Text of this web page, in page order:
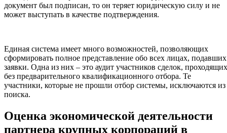
документ был подписан, то он теряет юридическую силу и не
может выступать в качестве подтверждения.
Единая система имеет много возможностей, позволяющих
сформировать полное представление обо всех лицах, подавших
заявки. Одна из них – это аудит участников сделок, проходящих
без предварительного квалификационного отбора. Те
участники, которые не прошли отбор системы, исключаются из
поиска.
Оценка экономической деятельности
партнера крупных корпораций в